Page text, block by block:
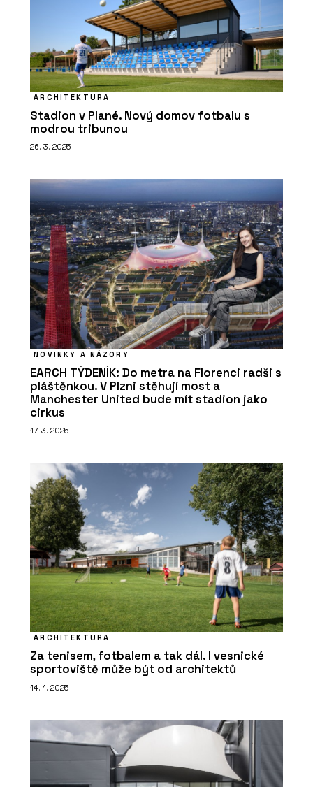
ARCHITEKTURA
Stadion v Plané. Nový domov fotbalu s
modrou tribunou
26. 3. 2025
NOVINKY A NÁZORY
EARCH TÝDENÍK: Do metra na Florenci radši s
pláštěnkou. V Plzni stěhují most a
Manchester United bude mít stadion jako
cirkus
17. 3. 2025
ARCHITEKTURA
Za tenisem, fotbalem a tak dál. I vesnické
sportoviště může být od architektů
14. 1. 2025